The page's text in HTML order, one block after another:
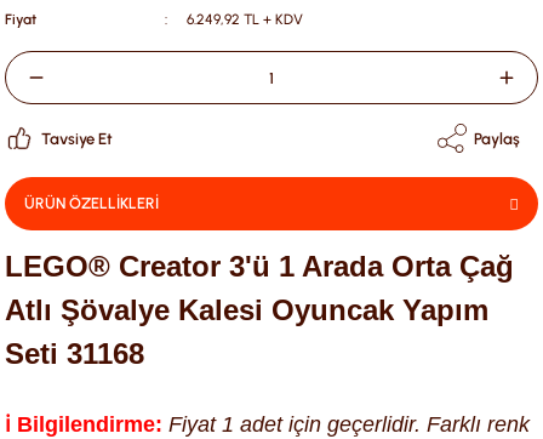
Fiyat
6.249,92 TL + KDV
Tavsiye Et Paylaş
ÜRÜN ÖZELLİKLERİ
LEGO® Creator 3'ü 1 Arada Orta Çağ
Atlı Şövalye Kalesi Oyuncak Yapım
Seti 31168
ℹ️ Bilgilendirme: Fiyat 1 adet için geçerlidir. Farklı renk